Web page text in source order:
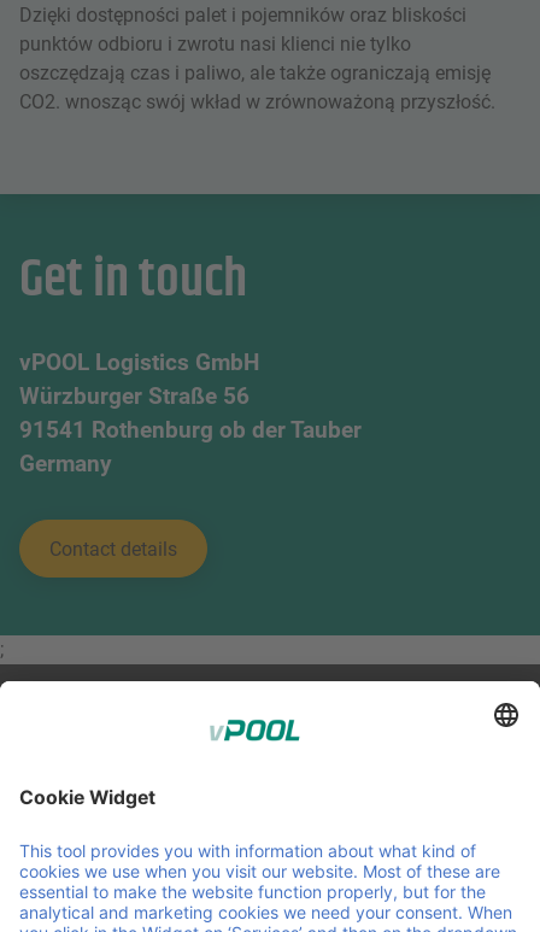
Dzięki dostępności palet i pojemników oraz bliskości
punktów odbioru i zwrotu nasi klienci nie tylko
oszczędzają czas i paliwo, ale także ograniczają emisję
CO2. wnosząc swój wkład w zrównoważoną przyszłość.
Get in touch
vPOOL Logistics GmbH
Würzburger Straße 56
91541 Rothenburg ob der Tauber
Germany
Contact details
;
Member of Faber Group
Przydatne linki i dokumenty
O nas Downloads